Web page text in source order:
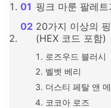
핑크 마룬 팔레
20가지 이상의
(HEX 코드 포함)
로즈우드 블러시
벨벳 베리
더스티 페탈 앤
코코아 로즈